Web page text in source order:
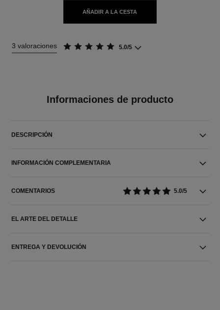
AÑADIR A LA CESTA
3 valoraciones 5.0/5
Informaciones de producto
DESCRIPCIÓN
INFORMACIÓN COMPLEMENTARIA
COMENTARIOS 5.0/5
EL ARTE DEL DETALLE
ENTREGA Y DEVOLUCIÓN